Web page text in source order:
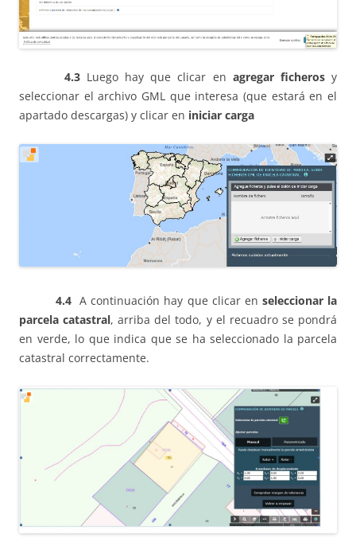
4.3Luego hay que clicar en agregar ficherosy
seleccionar el archivo GML que interesa (que estará en el
apartado descargas) y clicar en iniciar carga
4.4 A continuación hay que clicar en seleccionar la
parcela catastral, arriba del todo, y el recuadro se pondrá
en verde, lo que indica que se ha seleccionado la parcela
catastral correctamente.